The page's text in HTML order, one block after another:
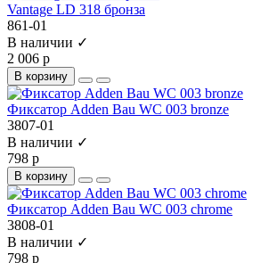
Vantage LD 318 бронза
861-01
В наличии ✓
2 006 р
В корзину
Фиксатор Adden Bau WC 003 bronze
3807-01
В наличии ✓
798 р
В корзину
Фиксатор Adden Bau WC 003 chrome
3808-01
В наличии ✓
798 р